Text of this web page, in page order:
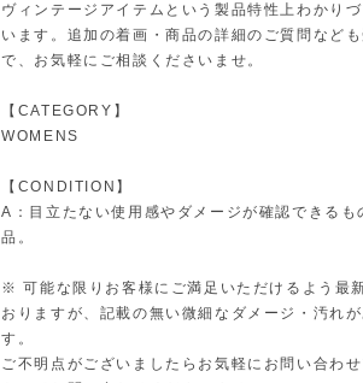
ヴィンテージアイテムという製品特性上わかり
います。追加の着画・商品の詳細のご質問など
で、お気軽にご相談くださいませ。
【CATEGORY】
WOMENS
【CONDITION】
A：目立たない使用感やダメージが確認できるも
品。
※ 可能な限りお客様にご満足いただけるよう最
おりますが、記載の無い微細なダメージ・汚れ
す。
ご不明点がございましたらお気軽にお問い合わ